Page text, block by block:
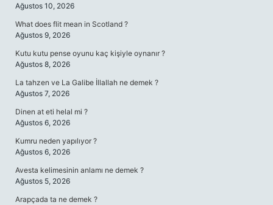
Ağustos 10, 2026
What does flit mean in Scotland ?
Ağustos 9, 2026
Kutu kutu pense oyunu kaç kişiyle oynanır ?
Ağustos 8, 2026
La tahzen ve La Galibe İllallah ne demek ?
Ağustos 7, 2026
Dinen at eti helal mi ?
Ağustos 6, 2026
Kumru neden yapılıyor ?
Ağustos 6, 2026
Avesta kelimesinin anlamı ne demek ?
Ağustos 5, 2026
Arapçada ta ne demek ?